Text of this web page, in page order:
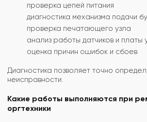
проверка цепей питания
диагностика механизма подачи
проверка печатающего узла
анализ работы датчиков и платы
оценка причин ошибок и сбоев
Диагностика позволяет точно
неисправности.
Какие работы выполняются при
оргтехники